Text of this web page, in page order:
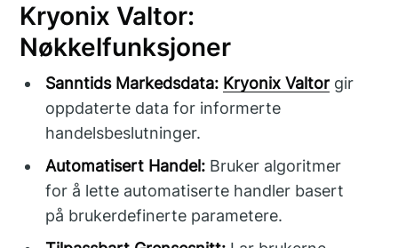
Kryonix Valtor:
Nøkkelfunksjoner
Sanntids Markedsdata: Kryonix Valtor gir
oppdaterte data for informerte
handelsbeslutninger.
Automatisert Handel: Bruker algoritmer
for å lette automatiserte handler basert
på brukerdefinerte parametere.